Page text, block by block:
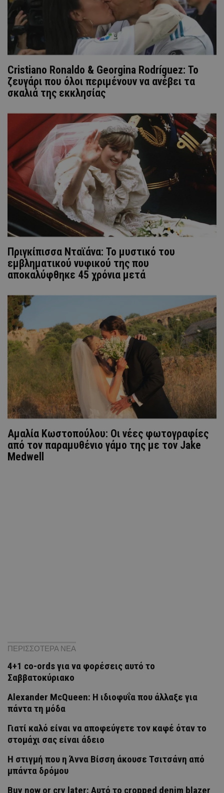
Cristiano Ronaldo & Georgina Rodríguez: Το
ζευγάρι που όλοι περιμένουν να ανέβει τα
σκαλιά της εκκλησίας
Πριγκίπισσα Νταϊάνα: Το μυστικό του
εμβληματικού νυφικού της που
αποκαλύφθηκε 45 χρόνια μετά
Αμαλία Κωστοπούλου: Οι νέες φωτογραφίες
από τον παραμυθένιο γάμο της με τον Jake
Medwell
ΠΕΡΙΣΣΟΤΕΡΑ ΝΕΑ
4+1 co-ords για να φορέσεις αυτό το
Σαββατοκύριακο
Alexander McQueen: Η ιδιοφυΐα που άλλαξε για
πάντα τη μόδα
Γιατί καλό είναι να αποφεύγετε τον καφέ όταν το
στομάχι σας είναι άδειο
H στιγμή που η Άννα Βίσση άκουσε Τσιτσάνη από
μπάντα δρόμου
Buy now or cry later: Αυτό το cropped denim blazer